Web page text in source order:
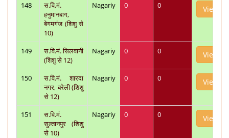
148
स.वि.मं.
हनुमानबाग,
बेगमगंज (शिशु से
10)
Nagariy 0 0 View
149
स.वि.मं. सिलवानी
(शिशु से 12)
Nagariy 0 0 View
150
स.वि.मं. शारदा
नगर, बरेली (शिशु
से 12)
Nagariy 0 0 View
151
स.वि.मं.
सुल्तानपुर (शिशु
से 10)
Nagariy 0 0 View